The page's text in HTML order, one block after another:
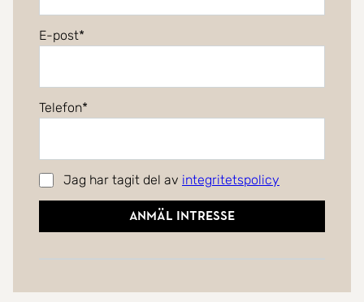
E-post
Telefon
Jag har tagit del av integritetspolicy
Anmäl intresse